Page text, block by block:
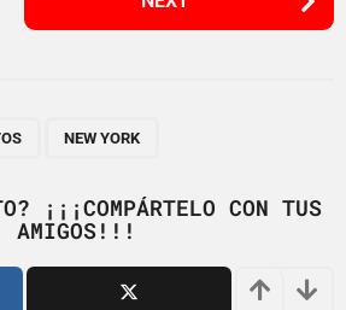
NEW YORK
¡¡¡COMPÁRTELO CON TUS
AMIGOS!!!